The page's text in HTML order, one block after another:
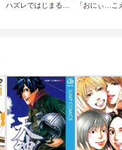
ハズレではじまる溺愛人生～仕組まれた恋の相手はハイスぺ社長